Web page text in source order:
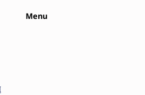
Menu